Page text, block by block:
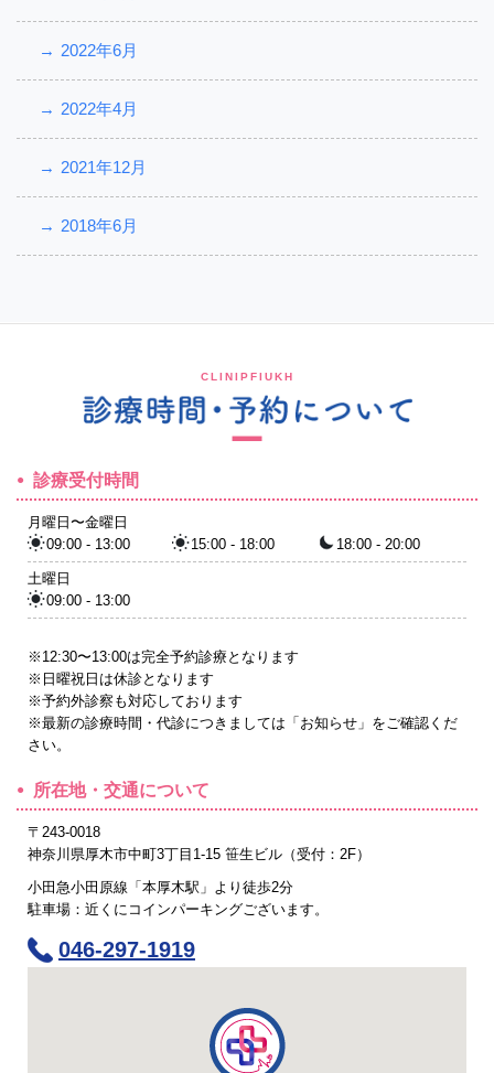
2022年6月
2022年4月
2021年12月
2018年6月
CLINIPFIUKH
診療受付時間
月曜日〜金曜日
09:00 - 13:00
15:00 - 18:00 18:00 - 20:00
土曜日
09:00 - 13:00
※12:30〜13:00は完全予約診療となります
※日曜祝日は休診となります
※予約外診察も対応しております
※最新の診療時間・代診につきましては「お知らせ」をご確認くだ
さい。
所在地・交通について
〒243-0018
神奈川県厚木市中町3丁目1-15 笹生ビル（受付：2F）
小田急小田原線「本厚木駅」より徒歩2分
駐車場：近くにコインパーキングございます。
046-297-1919